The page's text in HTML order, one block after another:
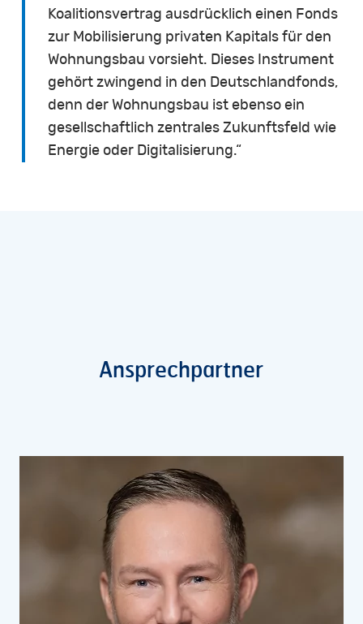
Koalitionsvertrag ausdrücklich einen Fonds
zur Mobilisierung privaten Kapitals für den
Wohnungsbau vorsieht. Dieses Instrument
gehört zwingend in den Deutschlandfonds,
denn der Wohnungsbau ist ebenso ein
gesellschaftlich zentrales Zukunftsfeld wie
Energie oder Digitalisierung.“
Ansprechpartner